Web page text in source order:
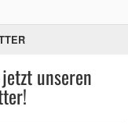
unseren